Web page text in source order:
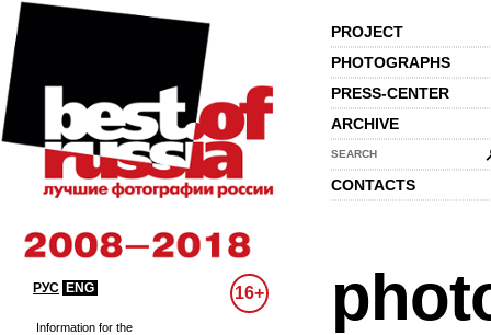
PROJECT
PHOTOGRAPHS
PRESS-CENTER
ARCHIVE
SEARCH
CONTACTS
РУС ENG 16+
Information for the